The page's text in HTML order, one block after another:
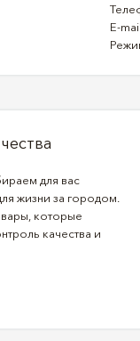
E-
для вас
жизни за городом.
которые
качества и